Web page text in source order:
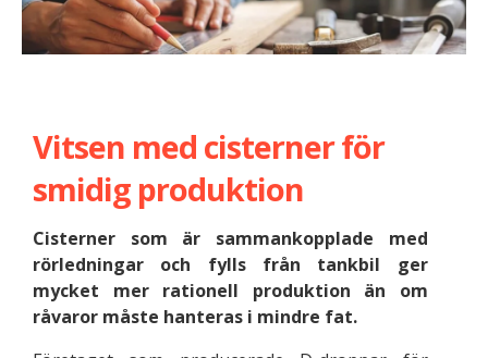
Vitsen med cisterner för
smidig produktion
Cisterner som är sammankopplade med
rörledningar och fylls från tankbil ger
mycket mer rationell produktion än om
råvaror måste hanteras i mindre fat.